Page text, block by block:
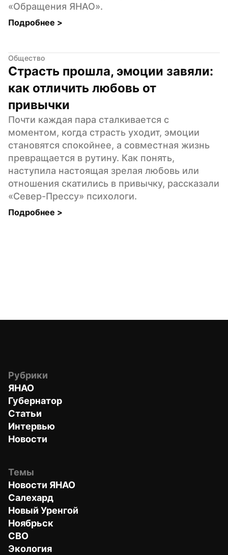
«Обращения ЯНАО».
Подробнее >
Общество
Страсть прошла, эмоции завяли:
как отличить любовь от
привычки
Почти каждая пара сталкивается с
моментом, когда страсть уходит, эмоции
становятся спокойнее, а совместная жизнь
превращается в рутину. Как понять,
наступила настоящая зрелая любовь или
отношения скатились в привычку, рассказали
«Север-Прессу» психологи.
Подробнее >
Рубрики
ЯНАО
Губернатор
Статьи
Интервью
Новости
Темы
Новости ЯНАО
Салехард
Новый Уренгой
Ноябрьск
СВО
Экология